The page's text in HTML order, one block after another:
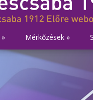
» Mérkőzések »